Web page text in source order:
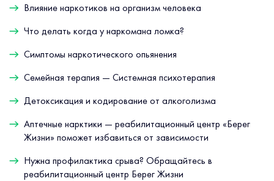
Влияние наркотиков на организм человека
Что делать когда у наркомана ломка?
Симптомы наркотического опьянения
Семейная терапия — Системная психотерапия
Детоксикация и кодирование от алкоголизма
Аптечные нарктики — реабилитационный центр «Берег
Жизни» поможет избавиться от зависимости
Нужна профилактика срыва? Обращайтесь в
реабилитационный центр Берег Жизни